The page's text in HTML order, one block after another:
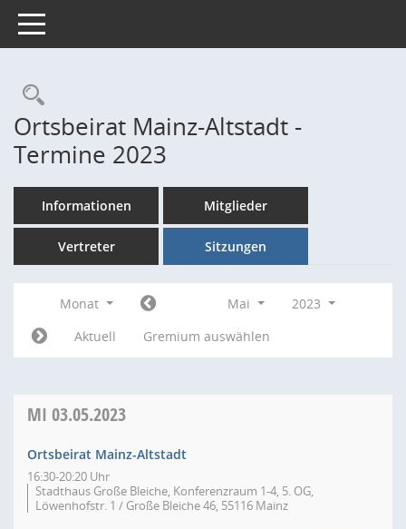
Toggle navigation
Rechercheauswahl
Ortsbeirat Mainz-Altstadt -
Termine 2023
Informationen Mitglieder
Vertreter Sitzungen
Monat Mai
2023
Aktuell
Gremium auswählen
MI 03.05.2023
Ortsbeirat Mainz-Altstadt
16:30-20:20 Uhr
Stadthaus Große Bleiche, Konferenzraum 1-4, 5. OG,
Löwenhofstr. 1 / Große Bleiche 46, 55116 Mainz